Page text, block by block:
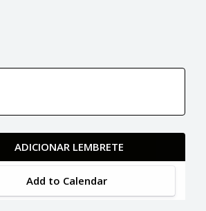
ADICIONAR LEMBRETE
Add to Calendar